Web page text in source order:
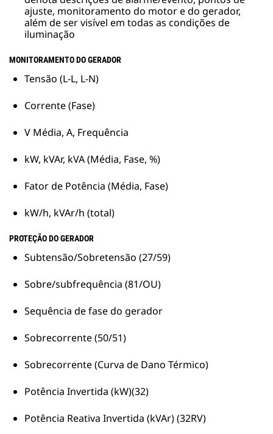
ajuste, monitoramento do motor e do gerador,
além de ser visível em todas as condições de
iluminação
MONITORAMENTO DO GERADOR
Tensão (L-L, L-N)
Corrente (Fase)
V Média, A, Frequência
kW, kVAr, kVA (Média, Fase, %)
Fator de Potência (Média, Fase)
kW/h, kVAr/h (total)
PROTEÇÃO DO GERADOR
Subtensão/Sobretensão (27/59)
Sobre/subfrequência (81/OU)
Sequência de fase do gerador
Sobrecorrente (50/51)
Sobrecorrente (Curva de Dano Térmico)
Potência Invertida (kW)(32)
Potência Reativa Invertida (kVAr) (32RV)